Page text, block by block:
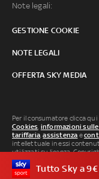
Note legali:
GESTIONE COOKIE
NOTE LEGALI
OFFERTA SKY MEDIA
Per il consumatore clicca
Cookies, informazioni
tariffaria,assistenza e
intellettuale in essi
utilizzati su licenza.
20138 Milano P.IVA
3035-1545.Segnalazione
Tutto Sky a